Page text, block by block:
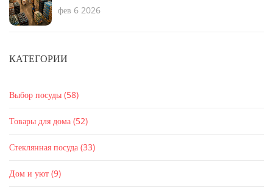
фев 6 2026
КАТЕГОРИИ
Выбор посуды (58)
Товары для дома (52)
Стеклянная посуда (33)
Дом и уют (9)